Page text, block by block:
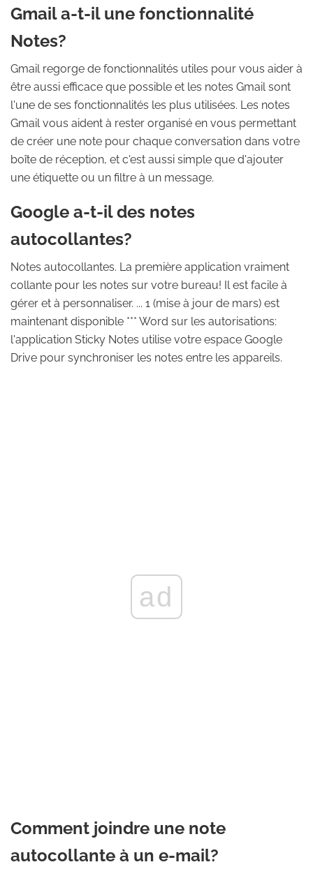
Gmail a-t-il une fonctionnalité
Notes?
Gmail regorge de fonctionnalités utiles pour vous aider à
être aussi efficace que possible et les notes Gmail sont
l'une de ses fonctionnalités les plus utilisées. Les notes
Gmail vous aident à rester organisé en vous permettant
de créer une note pour chaque conversation dans votre
boîte de réception, et c'est aussi simple que d'ajouter
une étiquette ou un filtre à un message.
Google a-t-il des notes
autocollantes?
Notes autocollantes. La première application vraiment
collante pour les notes sur votre bureau! Il est facile à
gérer et à personnaliser. ... 1 (mise à jour de mars) est
maintenant disponible *** Word sur les autorisations:
l'application Sticky Notes utilise votre espace Google
Drive pour synchroniser les notes entre les appareils.
ad
Comment joindre une note
autocollante à un e-mail?